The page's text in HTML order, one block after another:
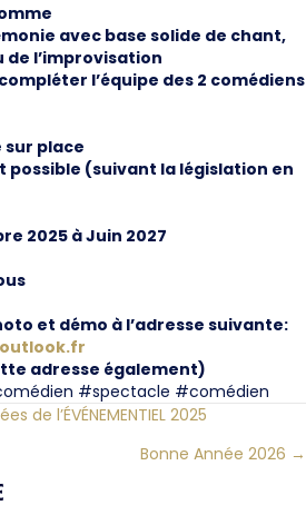
avec base solide de chant,
de l’improvisation
l’équipe des 2 comédiens
sur place
(suivant la législation en
2025 à Juin 2027
et démo à l’adresse suivante:
adresse également)
#spectacle #comédien
de l’ÉVÉNEMENTIEL 2025
Bonne Année 2026 →